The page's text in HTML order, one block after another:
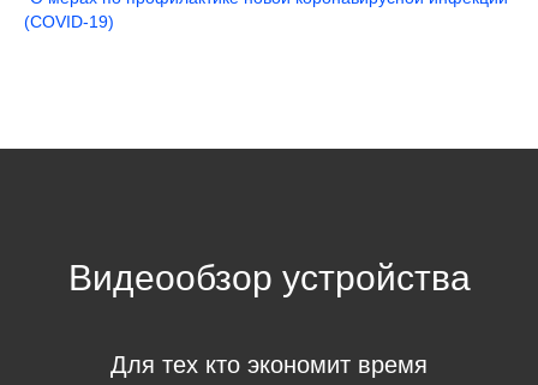
(COVID-19)
Видеообзор устройства
Для тех кто экономит время